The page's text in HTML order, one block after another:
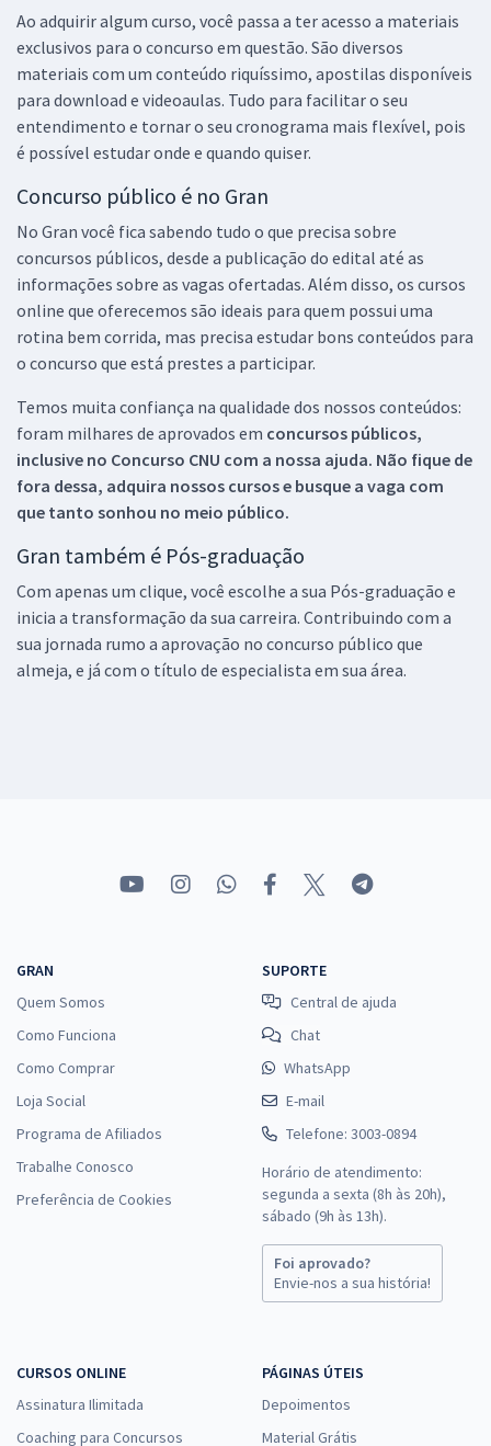
Ao adquirir algum curso, você passa a ter acesso a materiais
exclusivos para o concurso em questão. São diversos
materiais com um conteúdo riquíssimo, apostilas disponíveis
para download e videoaulas. Tudo para facilitar o seu
entendimento e tornar o seu cronograma mais flexível, pois
é possível estudar onde e quando quiser.
Concurso público é no Gran
No Gran você fica sabendo tudo o que precisa sobre
concursos públicos, desde a publicação do edital até as
informações sobre as vagas ofertadas. Além disso, os cursos
online que oferecemos são ideais para quem possui uma
rotina bem corrida, mas precisa estudar bons conteúdos para
o concurso que está prestes a participar.
Temos muita confiança na qualidade dos nossos conteúdos:
foram milhares de aprovados em concursos públicos,
inclusive no Concurso CNU com a nossa ajuda. Não fique de
fora dessa, adquira nossos cursos e busque a vaga com
que tanto sonhou no meio público.
Gran também é Pós-graduação
Com apenas um clique, você escolhe a sua Pós-graduação e
inicia a transformação da sua carreira. Contribuindo com a
sua jornada rumo a aprovação no concurso público que
almeja, e já com o título de especialista em sua área.
GRAN
Quem Somos
Como Funciona
Como Comprar
Loja Social
Programa de Afiliados
Trabalhe Conosco
Preferência de Cookies
SUPORTE
Central de ajuda
Chat
WhatsApp
E-mail
Telefone: 3003-0894
Horário de atendimento:
segunda a sexta (8h às 20h),
sábado (9h às 13h).
Foi aprovado?
Envie-nos a sua história!
CURSOS ONLINE
Assinatura Ilimitada
Coaching para Concursos
PÁGINAS ÚTEIS
Depoimentos
Material Grátis